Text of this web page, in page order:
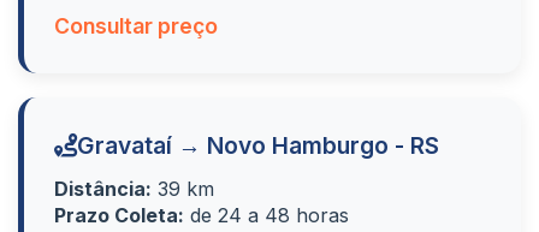
Consultar preço
Gravataí → Novo Hamburgo - RS
Distância: 39 km
Prazo Coleta: de 24 a 48 horas